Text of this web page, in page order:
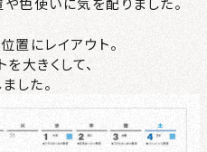
にレイアウト。
大きくして、
した。